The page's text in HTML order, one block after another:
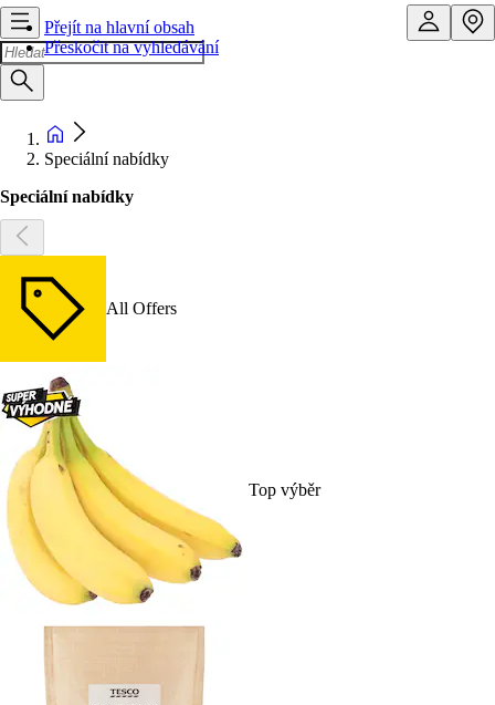
Přejít na hlavní obsah
Přeskočit na vyhledávání
Speciální nabídky
Speciální nabídky
All Offers
Top výběr